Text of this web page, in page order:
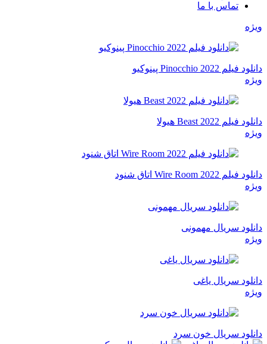
تماس با ما
ویژه
دانلود فیلم Pinocchio 2022 پینوکیو
ویژه
دانلود فیلم Beast 2022 هیولا
ویژه
دانلود فیلم Wire Room 2022 اتاق شنود
ویژه
دانلود سریال مهمونی
ویژه
دانلود سریال یاغی
ویژه
دانلود سریال خون سرد